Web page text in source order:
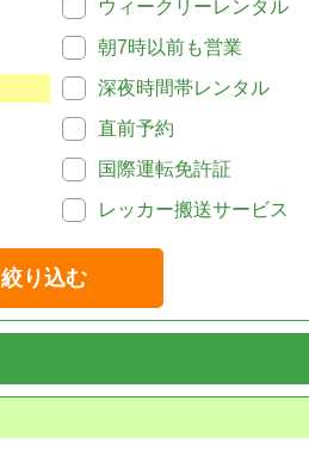
ウィークリーレンタル
朝7時以前も営業
深夜時間帯レンタル
直前予約
国際運転免許証
レッカー搬送サービス
絞り込む